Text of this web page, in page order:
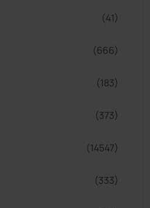
(41)
(666)
(183)
(373)
(14547)
(333)